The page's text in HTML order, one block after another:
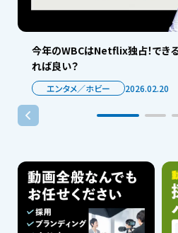
今年のWBCはNetflix独占！でき
れば良い？
エンタメ／ホビー 2026.02.20